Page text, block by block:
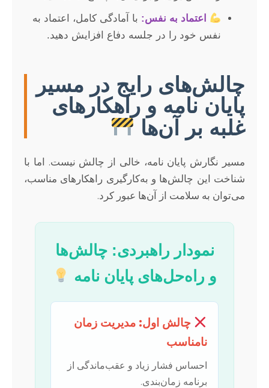
اعتماد به نفس: با آمادگی کامل، اعتماد به
نفس خود را در جلسه دفاع افزایش دهید.
چالش‌های رایج در مسیر
پایان نامه و راهکارهای
غلبه بر آن‌ها
مسیر نگارش پایان نامه، خالی از چالش نیست. اما با
شناخت این چالش‌ها و به‌کارگیری راهکارهای مناسب،
می‌توان به سلامت از آن‌ها عبور کرد.
نمودار راهبردی: چالش‌ها
و راه‌حل‌های پایان نامه
چالش اول: مدیریت زمان
نامناسب
احساس فشار زیاد و عقب‌ماندگی از
برنامه زمان‌بندی.